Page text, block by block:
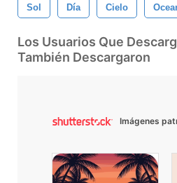
Sol Día Cielo
Los Usuarios Que
También Descargaron
Imágenes